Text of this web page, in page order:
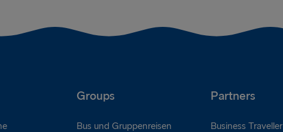
Groups Partners
Bus und Gruppenreisen Business Traveller